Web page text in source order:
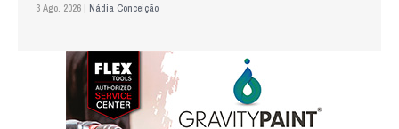
3 Ago. 2026 | Nádia Conceição